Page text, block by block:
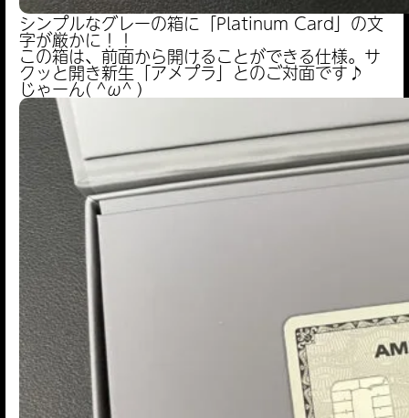
シンプルなグレーの箱に「Platinum Card」の文
字が厳かに！！
この箱は、前面から開けることができる仕様。サ
クッと開き新生「アメプラ」とのご対面です♪
じゃーん( ^ω^ )